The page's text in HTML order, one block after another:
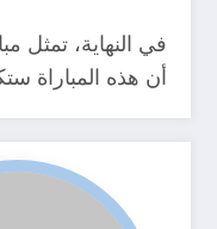
أن هذه المباراة